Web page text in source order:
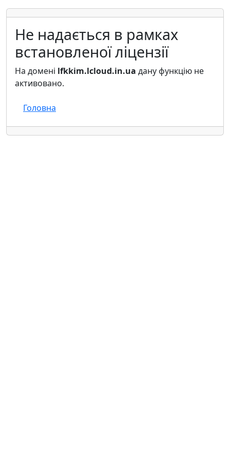
Не надається в рамках
встановленої ліцензії
На домені lfkkim.lcloud.in.ua дану функцію не
активовано.
Головна